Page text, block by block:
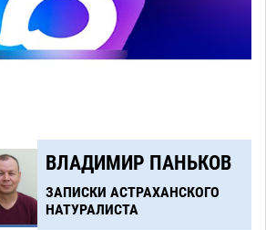
ВЛАДИМИР ПАНЬКОВ
ЗАПИСКИ АСТРАХАНСКОГО
НАТУРАЛИСТА